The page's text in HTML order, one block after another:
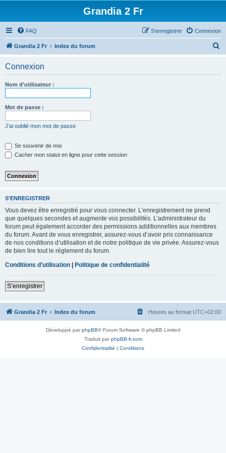
Grandia 2 Fr
FAQ Connexion
S’enregistrer
Grandia 2 Fr Index du forum
Connexion
Nom d’utilisateur :
Mot de passe :
J’ai oublié mon mot de passe
Se souvenir de moi
Cacher mon statut en ligne pour cette session
S’ENREGISTRER
Vous devez être enregistré pour vous connecter. L’enregistrement ne prend
que quelques secondes et augmente vos possibilités. L’administrateur du
forum peut également accorder des permissions additionnelles aux membres
du forum. Avant de vous enregistrer, assurez-vous d’avoir pris connaissance
de nos conditions d’utilisation et de notre politique de vie privée. Assurez-vous
de bien lire tout le règlement du forum.
Conditions d’utilisation | Politique de confidentialité
S’enregistrer
Grandia 2 Fr Index du forum Heures au format UTC+02:00
Développé parphpBB® Forum Software © phpBB Limited
Traduit parphpBB-fr.com
Confidentialité | Conditions